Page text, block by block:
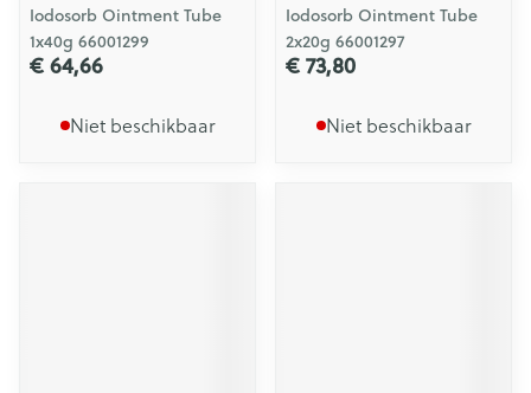
Iodosorb Ointment Tube
1x40g 66001299
€ 64,66
Niet beschikbaar
Iodosorb Ointment Tube
2x20g 66001297
€ 73,80
Niet beschikbaar